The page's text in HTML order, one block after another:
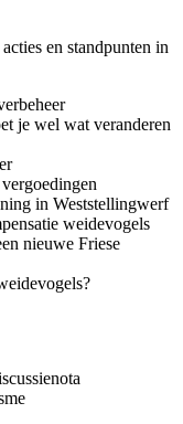
en standpunten in
je wel wat veranderen
in Weststellingwerf
weidevogels
nieuwe Friese